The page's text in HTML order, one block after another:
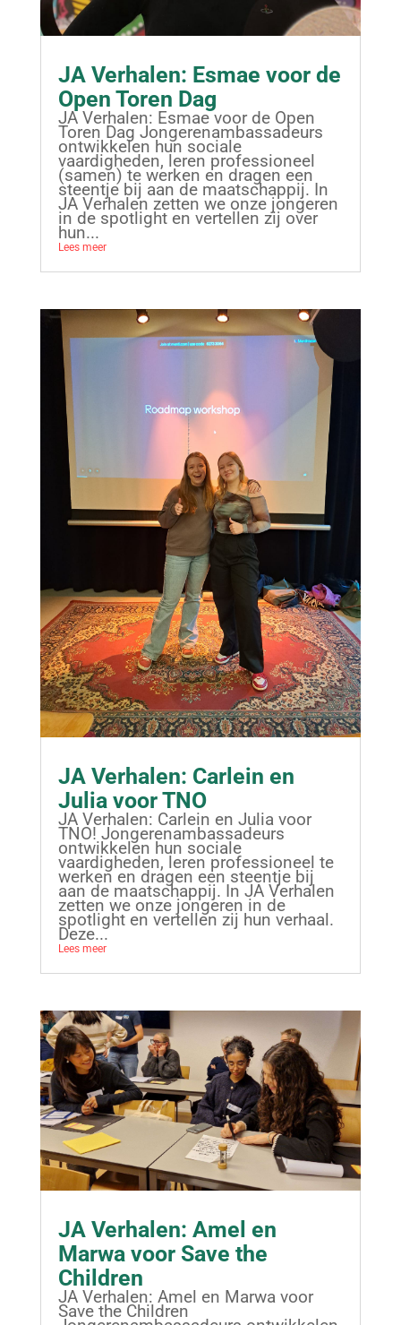
JA Verhalen: Esmae voor de
Open Toren Dag
JA Verhalen: Esmae voor de Open
Toren Dag Jongerenambassadeurs
ontwikkelen hun sociale
vaardigheden, leren professioneel
(samen) te werken en dragen een
steentje bij aan de maatschappij. In
JA Verhalen zetten we onze jongeren
in de spotlight en vertellen zij over
hun...
Lees meer
JA Verhalen: Carlein en
Julia voor TNO
JA Verhalen: Carlein en Julia voor
TNO! Jongerenambassadeurs
ontwikkelen hun sociale
vaardigheden, leren professioneel te
werken en dragen een steentje bij
aan de maatschappij. In JA Verhalen
zetten we onze jongeren in de
spotlight en vertellen zij hun verhaal.
Deze...
Lees meer
JA Verhalen: Amel en
Marwa voor Save the
Children
JA Verhalen: Amel en Marwa voor
Save the Children